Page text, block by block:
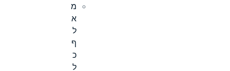
מ
א
ל
ף
כ
ל